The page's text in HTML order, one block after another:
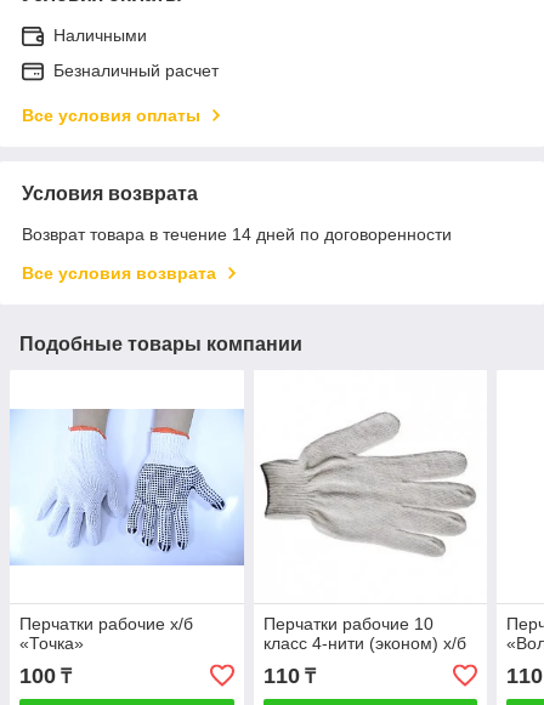
Наличными
Безналичный расчет
Все условия оплаты
Условия возврата
Возврат товара в течение 14 дней по договоренности
Все условия возврата
Подобные товары компании
Перчатки рабочие х/б
«Точка»
100 ₸
Перчатки рабочие 10
класс 4-нити (эконом) х/б
110₸ 110